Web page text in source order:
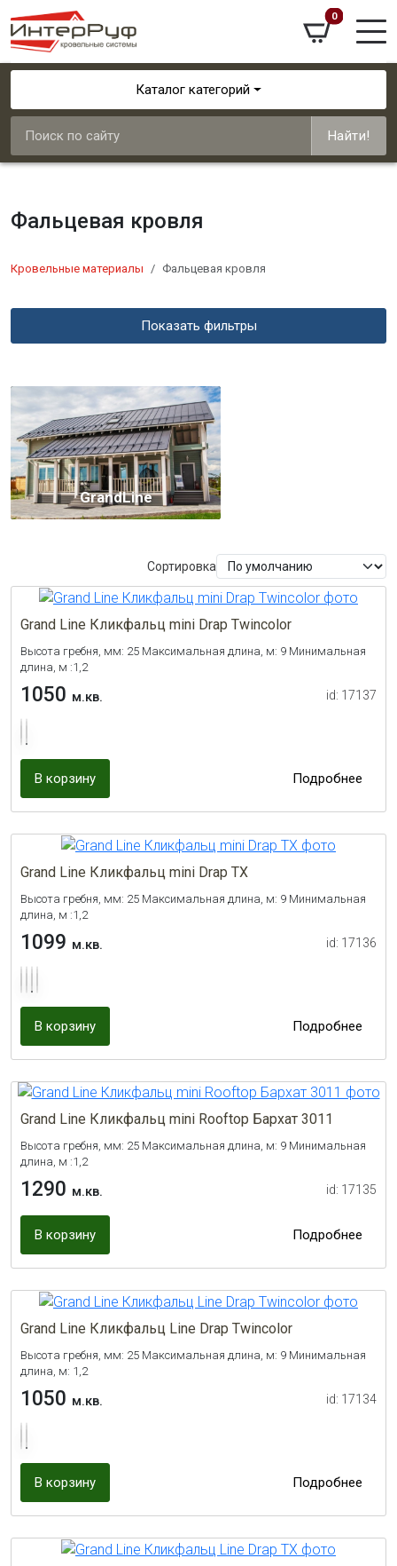
0
Каталог категорий
Найти!
Фальцевая кровля
Кровельные материалы Фальцевая кровля
Показать фильтры
GrandLine
Сортировка
Grand Line Кликфальц mini Drap Twincolor
Высота гребня, мм: 25 Максимальная длина, м: 9 Минимальная
длина, м :1,2
1050 м.кв. id: 17137
В корзину Подробнее
Grand Line Кликфальц mini Drap TX
Высота гребня, мм: 25 Максимальная длина, м: 9 Минимальная
длина, м :1,2
1099 м.кв. id: 17136
В корзину Подробнее
Grand Line Кликфальц mini Rooftop Бархат 3011
Высота гребня, мм: 25 Максимальная длина, м: 9 Минимальная
длина, м :1,2
1290 м.кв. id: 17135
В корзину Подробнее
Grand Line Кликфальц Line Drap Twincolor
Высота гребня, мм: 25 Максимальная длина, м: 9 Минимальная
длина, м: 1,2
1050 м.кв. id: 17134
В корзину Подробнее